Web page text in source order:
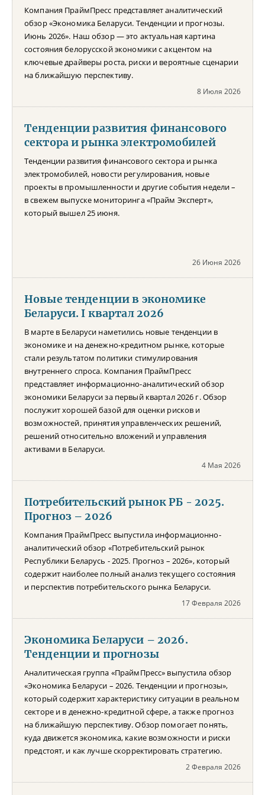
Компания ПраймПресс представляет аналитический
обзор «Экономика Беларуси. Тенденции и прогнозы.
Июнь 2026». Наш обзор — это актуальная картина
состояния белорусской экономики с акцентом на
ключевые драйверы роста, риски и вероятные сценарии
на ближайшую перспективу.
8 Июля 2026
Тенденции развития финансового
сектора и рынка электромобилей
Тенденции развития финансового сектора и рынка
электромобилей, новости регулирования, новые
проекты в промышленности и другие события недели –
в свежем выпуске мониторинга «Прайм Эксперт»,
который вышел 25 июня.
26 Июня 2026
Новые тенденции в экономике
Беларуси. I квартал 2026
В марте в Беларуси наметились новые тенденции в
экономике и на денежно-кредитном рынке, которые
стали результатом политики стимулирования
внутреннего спроса. Компания ПраймПресс
представляет информационно-аналитический обзор
экономики Беларуси за первый квартал 2026 г. Обзор
послужит хорошей базой для оценки рисков и
возможностей, принятия управленческих решений,
решений относительно вложений и управления
активами в Беларуси.
4 Мая 2026
Потребительский рынок РБ - 2025.
Прогноз – 2026
Компания ПраймПресс выпустила информационно-
аналитический обзор «Потребительский рынок
Республики Беларусь - 2025. Прогноз – 2026», который
содержит наиболее полный анализ текущего состояния
и перспектив потребительского рынка Беларуси.
17 Февраля 2026
Экономика Беларуси – 2026.
Тенденции и прогнозы
Аналитическая группа «ПраймПресс» выпустила обзор
«Экономика Беларуси – 2026. Тенденции и прогнозы»,
который содержит характеристику ситуации в реальном
секторе и в денежно-кредитной сфере, а также прогноз
на ближайшую перспективу. Обзор помогает понять,
куда движется экономика, какие возможности и риски
предстоят, и как лучше скорректировать стратегию.
2 Февраля 2026